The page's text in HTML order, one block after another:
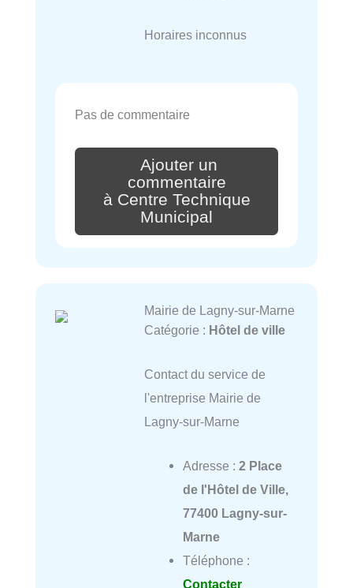
Horaires inconnus
Pas de commentaire
Ajouter un
commentaire
à Centre Technique
Municipal
Mairie de Lagny-sur-Marne
Catégorie : Hôtel de ville
Contact du service de
l'entreprise Mairie de
Lagny-sur-Marne
Adresse : 2 Place
de l'Hôtel de Ville,
77400 Lagny-sur-
Marne
Téléphone :
Contacter